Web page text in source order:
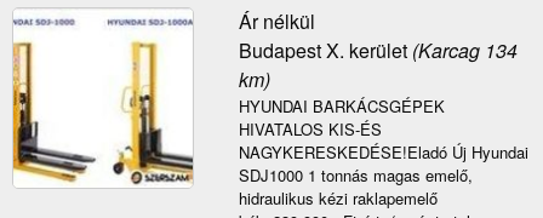
Ár nélkül
Budapest X. kerület(Karcag 134
km)
HYUNDAI BARKÁCSGÉPEK
HIVATALOS KIS-ÉS
NAGYKERESKEDÉSE!Eladó Új Hyundai
SDJ1000 1 tonnás magas emelő,
hidraulikus kézi raklapemelő